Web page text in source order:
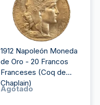
1912 Napoleón Moneda
de Oro - 20 Francos
Franceses (Coq de
Chaplain)
Agotado